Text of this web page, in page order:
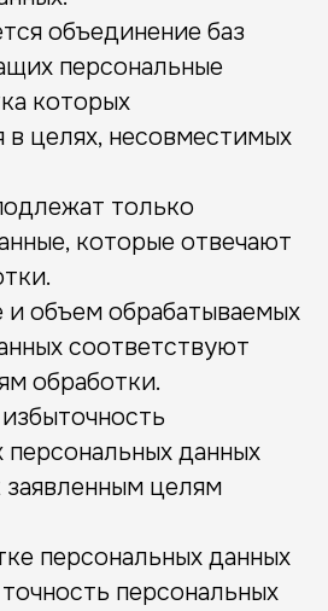
объединение баз
персональные
которых
в целях, несовместимых
только
которые отвечают
объем обрабатываемых
соответствуют
обработки.
данных
целям
персональных данных
персональных